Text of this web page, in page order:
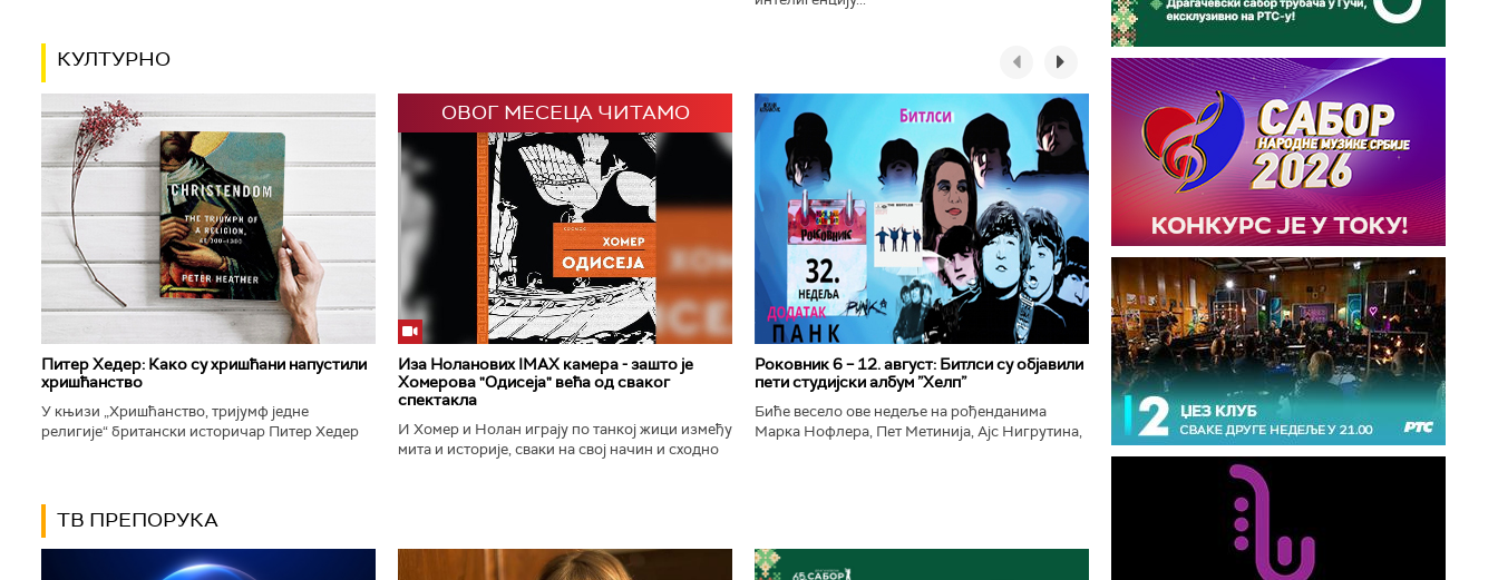
КУЛТУРНО
Питер Хедер: Како су хришћани напустили
хришћанство
У књизи „Хришћанство, тријумф једне
религије“ британски историчар Питер Хедер
ОВОГ МЕСЕЦА ЧИТАМО
Иза Ноланових IMAX камера - зашто је
Хомерова "Одисеја" већа од сваког
спектакла
И Хомер и Нолан играју по танкој жици између
мита и историје, сваки на свој начин и сходно
Роковник 6 – 12. август: Битлси су објавили
пети студијски албум ”Хелп”
Биће весело ове недеље на рођенданима
Марка Нофлера, Пет Метинија, Ајс Нигрутина,
ТВ ПРЕПОРУКА